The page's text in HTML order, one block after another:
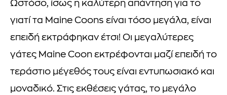
Ωστόσο, ίσως η καλύτερη απάντηση για το
γιατί τα Maine Coons είναι τόσο μεγάλα, είναι
επειδή εκτράφηκαν έτσι! Οι μεγαλύτερες
γάτες Maine Coon εκτρέφονται μαζί επειδή το
τεράστιο μέγεθός τους είναι εντυπωσιακό και
μοναδικό. Στις εκθέσεις γάτας, το μεγάλο